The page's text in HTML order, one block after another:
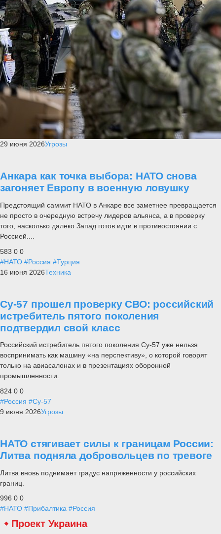
29 июня 2026Угрозы
Анкара как точка выбора: НАТО снова
загоняет Европу в военную ловушку
Предстоящий саммит НАТО в Анкаре все заметнее превращается
не просто в очередную встречу лидеров альянса, а в проверку
того, насколько далеко Запад готов идти в противостоянии с
Россией....
583 0 0
#НАТО #Россия #Турция
16 июня 2026Техника
Су-57 прошел проверку СВО: российский
истребитель пятого поколения
подтвердил свой класс
Российский истребитель пятого поколения Су-57 уже нельзя
воспринимать как машину «на перспективу», о которой говорят
только на авиасалонах и в презентациях оборонной
промышленности.
824 0 0
#Россия #Су-57
9 июня 2026Угрозы
НАТО стягивает силы к границам России:
Литва подняла добровольцев по тревоге
Литва вновь поднимает градус напряженности у российских
границ.
996 0 0
#НАТО #Прибалтика #Россия
Проект Украина